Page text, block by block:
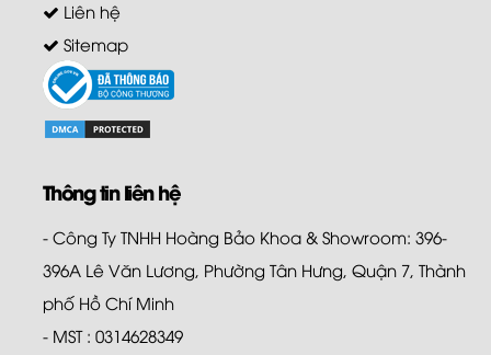
Liên hệ
Sitemap
Thông tin liên hệ
- Công Ty TNHH Hoàng Bảo Khoa & Showroom: 396-
396A Lê Văn Lương, Phường Tân Hưng, Quận 7, Thành
phố Hồ Chí Minh
- MST : 0314628349